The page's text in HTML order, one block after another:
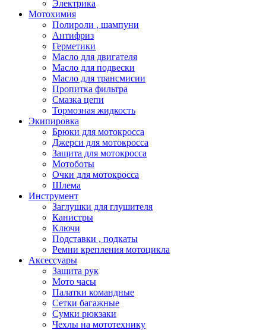
Электрика
Мотохимия
Полироли , шампуни
Антифриз
Герметики
Масло для двигателя
Масло для подвески
Масло для трансмисии
Пропитка фильтра
Смазка цепи
Тормозная жидкость
Экипировка
Брюки для мотокросса
Джерси для мотокросса
Защита для мотокросса
Мотоботы
Очки для мотокросса
Шлема
Инструмент
Заглушки для глушителя
Канистры
Ключи
Подставки , подкаты
Ремни крепления мотоцикла
Аксессуары
Защита рук
Мото часы
Палатки командные
Сетки багажные
Сумки рюкзаки
Чехлы на мототехнику